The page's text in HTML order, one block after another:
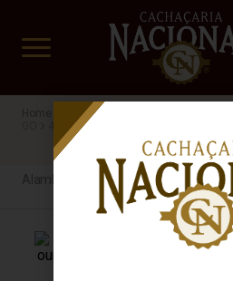
Cachaça
Envelhecida
Alambique Artesanal